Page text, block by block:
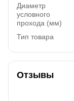
Диаметр
условного
прохода (мм)
Тип товара
Отзывы